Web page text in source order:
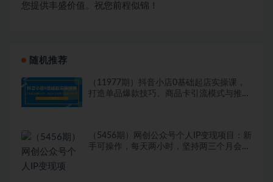
您提供丰盛价值。祝您前程似锦！
随机推荐
（11977期）抖音小店0基础起店实操课，
打造单品爆款技巧、商品卡引流模式与推流
（5456期）网创公众号个人IP变现项目：新
手可操作，每天两小时，坚持两三个月会有